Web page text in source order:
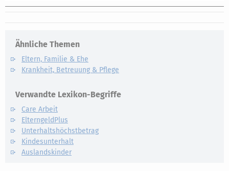
Ähnliche Themen
Eltern, Familie & Ehe
Krankheit, Betreuung & Pflege
Verwandte Lexikon-Begriffe
Care Arbeit
ElterngeldPlus
Unterhaltshöchstbetrag
Kindesunterhalt
Auslandskinder